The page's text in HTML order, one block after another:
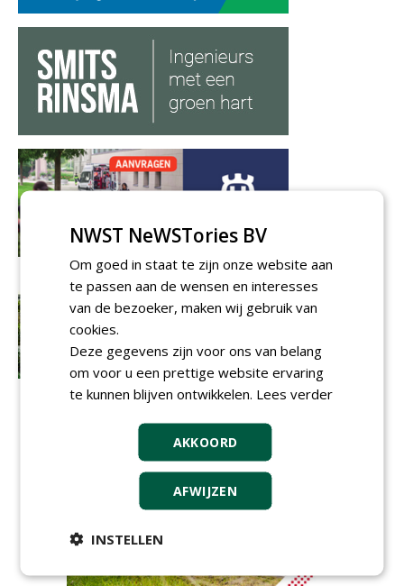
NWST NeWSTories BV
Om goed in staat te zijn onze website aan
te passen aan de wensen en interesses
van de bezoeker, maken wij gebruik van
cookies.
Deze gegevens zijn voor ons van belang
om voor u een prettige website ervaring
te kunnen blijven ontwikkelen. Lees verder
AKKOORD
AFWIJZEN
INSTELLEN